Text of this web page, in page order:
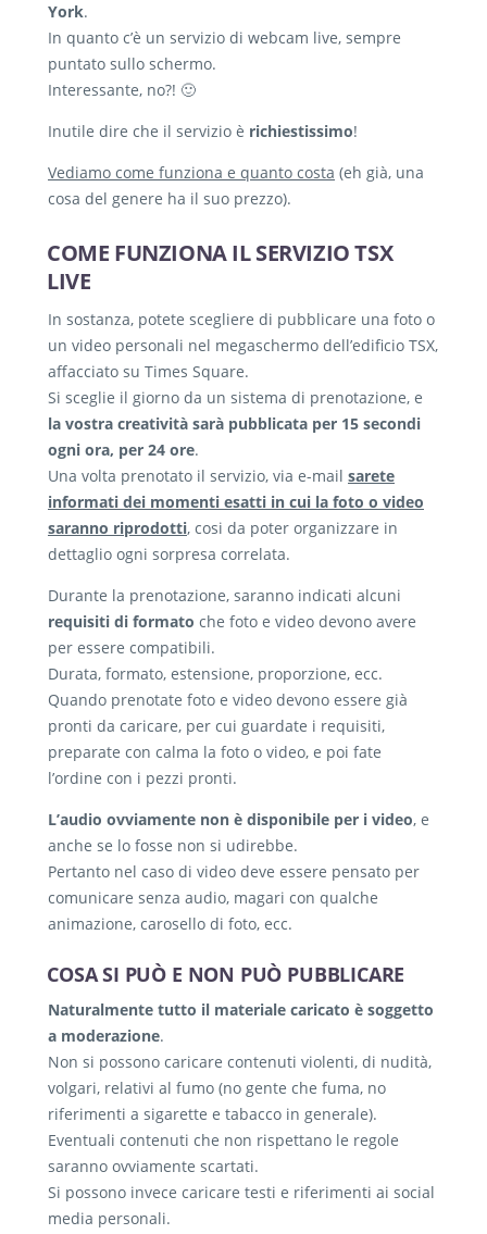
York.
In quanto c’è un servizio di webcam live, sempre
puntato sullo schermo.
Interessante, no?! 🙂
Inutile dire che il servizio è richiestissimo!
Vediamo come funziona e quanto costa (eh già, una
cosa del genere ha il suo prezzo).
COME FUNZIONA IL SERVIZIO TSX
LIVE
In sostanza, potete scegliere di pubblicare una foto o
un video personali nel megaschermo dell’edificio TSX,
affacciato su Times Square.
Si sceglie il giorno da un sistema di prenotazione, e
la vostra creatività sarà pubblicata per 15 secondi
ogni ora, per 24 ore.
Una volta prenotato il servizio, via e-mail sarete
informati dei momenti esatti in cui la foto o video
saranno riprodotti, cosi da poter organizzare in
dettaglio ogni sorpresa correlata.
Durante la prenotazione, saranno indicati alcuni
requisiti di formato che foto e video devono avere
per essere compatibili.
Durata, formato, estensione, proporzione, ecc.
Quando prenotate foto e video devono essere già
pronti da caricare, per cui guardate i requisiti,
preparate con calma la foto o video, e poi fate
l’ordine con i pezzi pronti.
L’audio ovviamente non è disponibile per i video, e
anche se lo fosse non si udirebbe.
Pertanto nel caso di video deve essere pensato per
comunicare senza audio, magari con qualche
animazione, carosello di foto, ecc.
COSA SI PUÒ E NON PUÒ PUBBLICARE
Naturalmente tutto il materiale caricato è soggetto
a moderazione.
Non si possono caricare contenuti violenti, di nudità,
volgari, relativi al fumo (no gente che fuma, no
riferimenti a sigarette e tabacco in generale).
Eventuali contenuti che non rispettano le regole
saranno ovviamente scartati.
Si possono invece caricare testi e riferimenti ai social
media personali.